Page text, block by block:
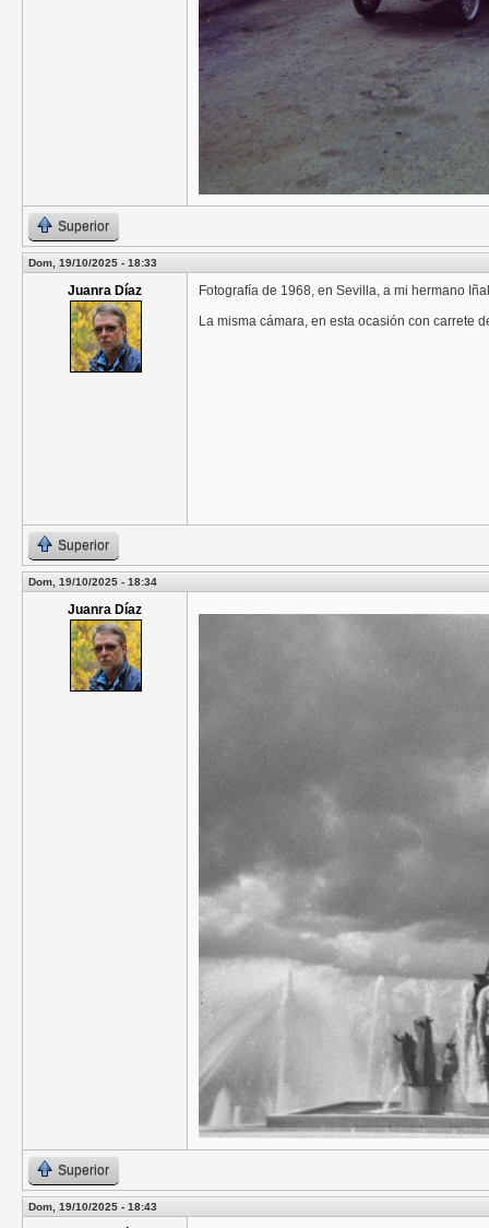
Superior
Dom, 19/10/2025 - 18:33
Juanra Díaz
Fotografía de 1968, en Sevilla, a mi hermano
La misma cámara, en esta ocasión con carrete
Superior
Dom, 19/10/2025 - 18:34
Juanra Díaz
Superior
Dom, 19/10/2025 - 18:43